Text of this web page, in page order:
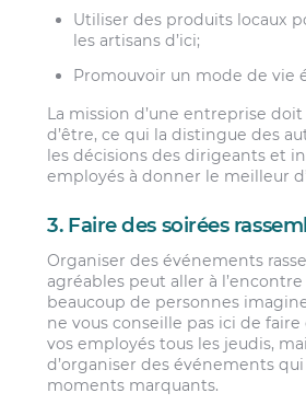
Utiliser des produits locaux
les artisans d’ici;
Promouvoir un mode de vie
La mission d’une entreprise doit
d’être, ce qui la distingue des
les décisions des dirigeants et
employés à donner le meilleur
3. Faire des soirées
Organiser des événements
agréables peut aller à
beaucoup de personnes
ne vous conseille pas ici de faire
vos employés tous les jeudis,
d’organiser des événements
moments marquants.